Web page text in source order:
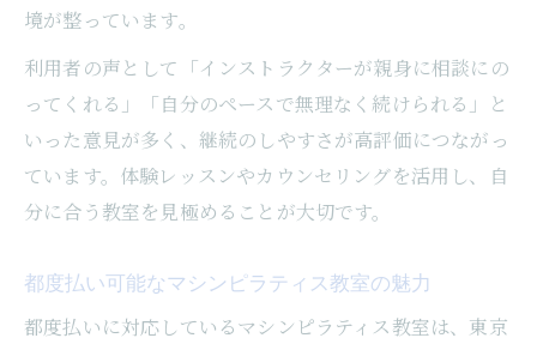
境が整っています。
利用者の声として「インストラクターが親身に相談にの
ってくれる」「自分のペースで無理なく続けられる」と
いった意見が多く、継続のしやすさが高評価につながっ
ています。体験レッスンやカウンセリングを活用し、自
分に合う教室を見極めることが大切です。
都度払い可能なマシンピラティス教室の魅力
都度払いに対応しているマシンピラティス教室は、東京